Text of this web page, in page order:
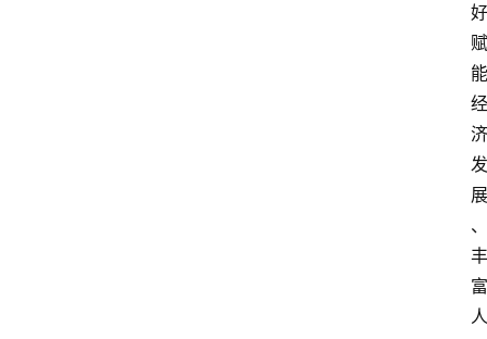
好
赋
能
经
济
发
展
、
丰
富
人